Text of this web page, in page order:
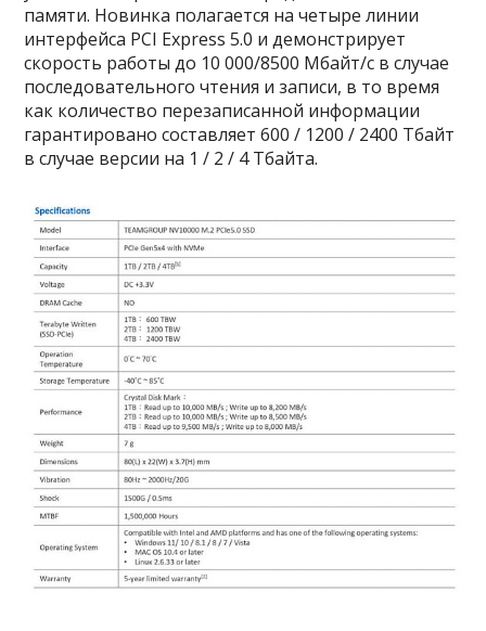
памяти. Новинка полагается на четыре линии
интерфейса PCI Express 5.0 и демонстрирует
скорость работы до 10 000/8500 Мбайт/с в случае
последовательного чтения и записи, в то время
как количество перезаписанной информации
гарантировано составляет 600 / 1200 / 2400 Тбайт
в случае версии на 1 / 2 / 4 Тбайта.